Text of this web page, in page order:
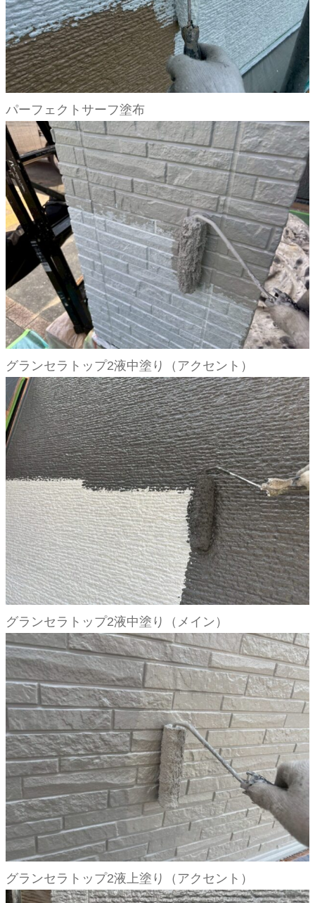
パーフェクトサーフ塗布
グランセラトップ2液中塗り（アクセント）
グランセラトップ2液中塗り（メイン）
グランセラトップ2液上塗り（アクセント）